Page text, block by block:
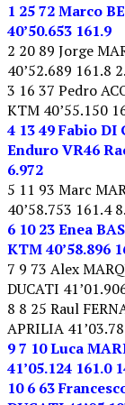
1 25 72 Marco
40’50.653 161.9
2 20 89 Jorge
40’52.689 161.8
3 16 37 Pedro
KTM 40’55.150
4 13 49 Fabio
Enduro VR46
6.972
5 11 93 Marc
40’58.753 161.4
6 10 23 Enea
KTM 40’58.896
7 9 73 Alex
DUCATI
8 8 25 Raul
APRILIA
9 7 10 Luca
41’05.124 161.0
10 6 63